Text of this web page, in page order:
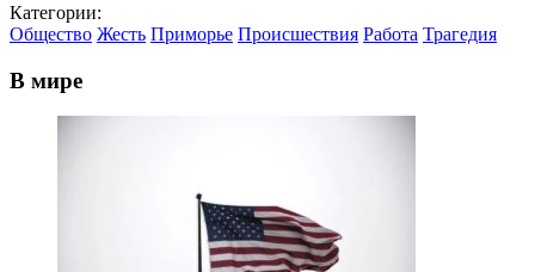
Категории:
Общество Жесть Приморье Происшествия Работа Трагедия
В мире